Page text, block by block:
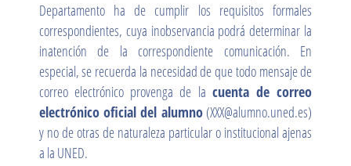
Departamento ha de cumplir los requisitos formales
correspondientes, cuya inobservancia podrá determinar la
inatención de la correspondiente comunicación. En
especial, se recuerda la necesidad de que todo mensaje de
correo electrónico provenga de la cuenta de correo
electrónico oficial del alumno(XXX@alumno.uned.es)
y no de otras de naturaleza particular o institucional ajenas
a la UNED.